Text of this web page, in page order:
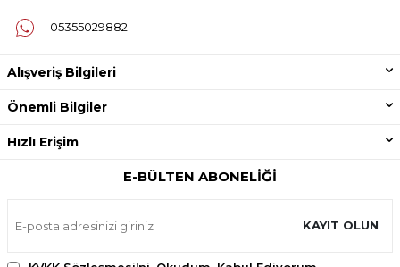
05355029882
Alışveriş Bilgileri
Önemli Bilgiler
Hızlı Erişim
E-BÜLTEN ABONELIĞI
KAYIT OLUN